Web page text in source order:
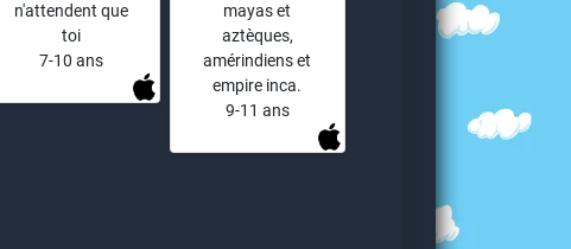
n'attendent que
toi
7-10 ans
mayas et
aztèques,
amérindiens et
empire inca.
9-11 ans